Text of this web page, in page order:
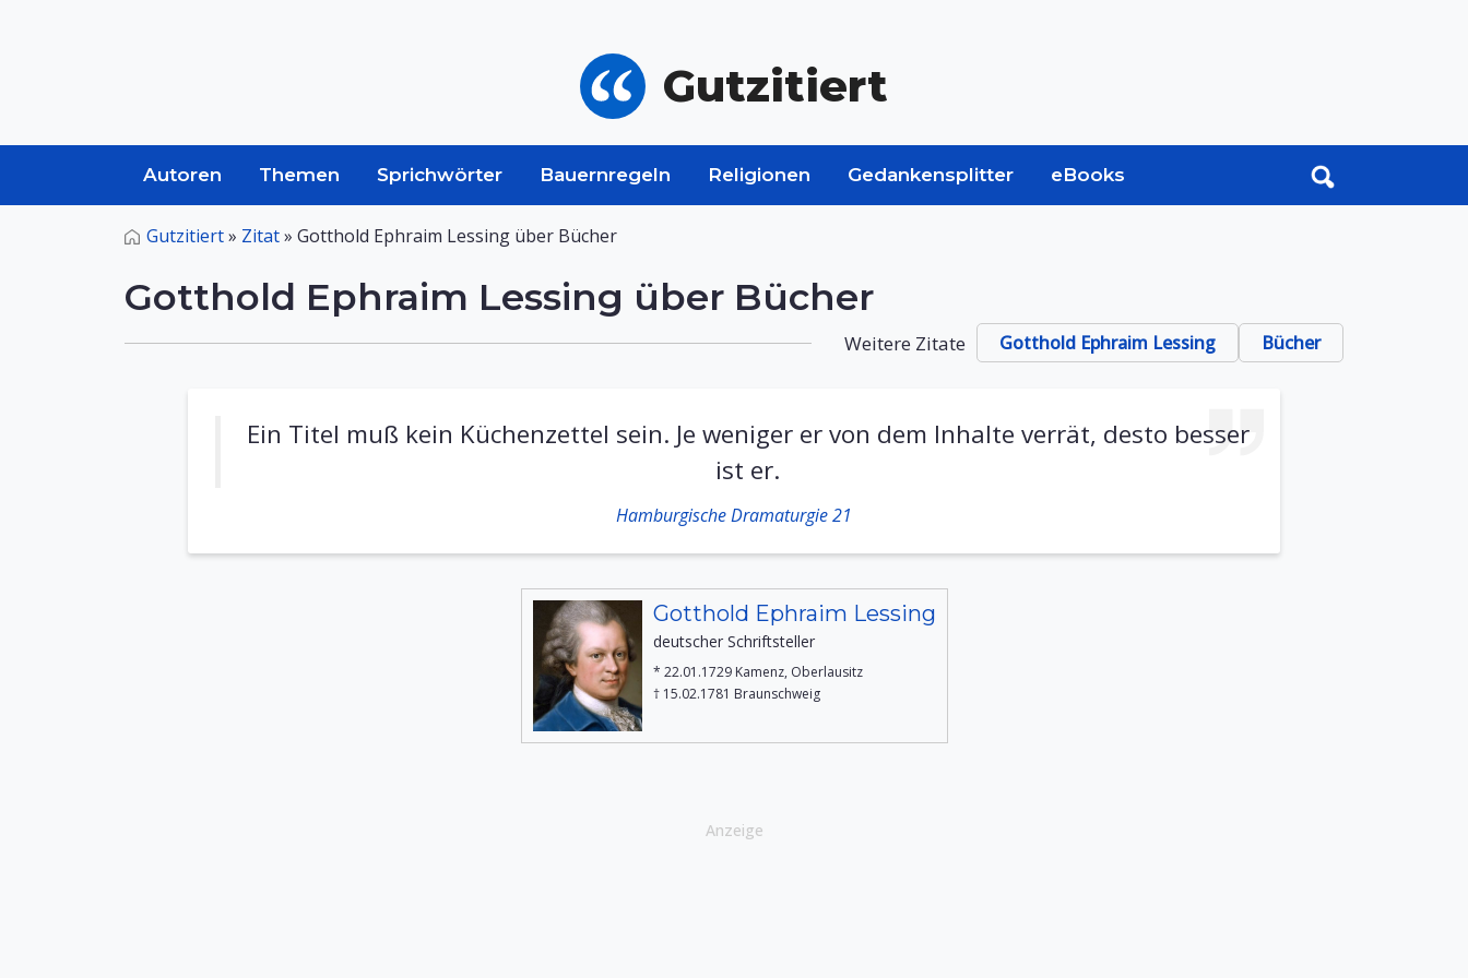
Gutzitiert
Autoren Themen Sprichwörter Bauernregeln Religionen Gedankensplitter eBooks
Gutzitiert» Zitat» Gotthold Ephraim Lessing über Bücher
Gotthold Ephraim Lessing über Bücher
Weitere Zitate Gotthold Ephraim Lessing Bücher
Ein Titel muß kein Küchenzettel sein. Je weniger er von dem Inhalte verrät, desto besser
ist er.
Hamburgische Dramaturgie 21
Gotthold Ephraim Lessing
deutscher Schriftsteller
* 22.01.1729 Kamenz, Oberlausitz
† 15.02.1781 Braunschweig
Anzeige